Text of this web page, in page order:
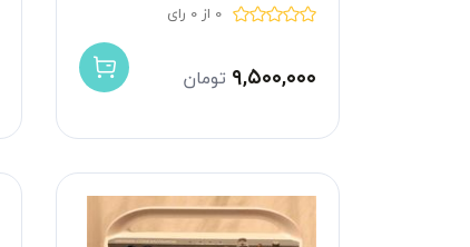
0 از 0 رای
۹,۵۰۰,۰۰۰ تومان